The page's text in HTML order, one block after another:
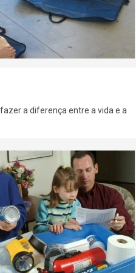
a diferença entre a vida e a